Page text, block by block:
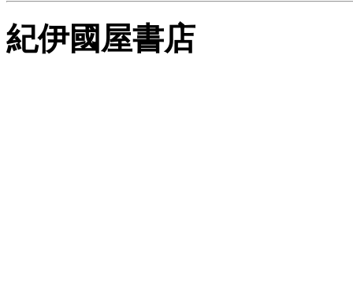
紀伊國屋書店